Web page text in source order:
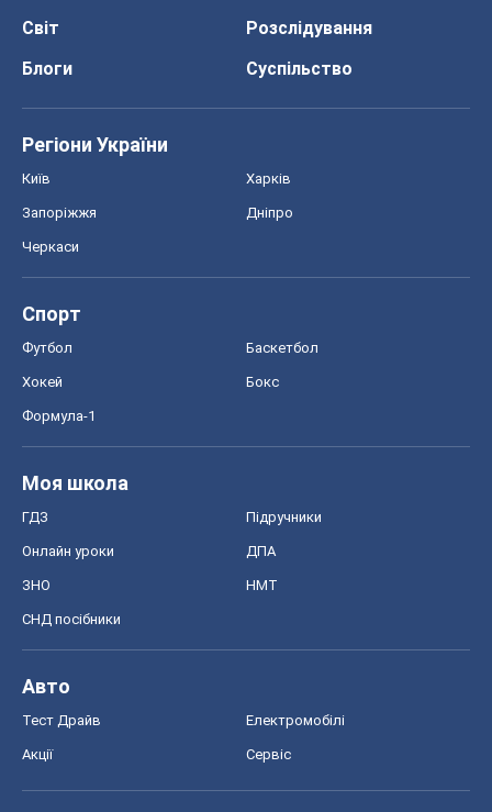
Світ
Розслідування
Блоги
Суспільство
Регіони України
Київ Харків
Запоріжжя Дніпро
Черкаси
Спорт
Футбол Баскетбол
Хокей Бокс
Формула-1
Моя школа
ГДЗ Підручники
Онлайн уроки ДПА
ЗНО НМТ
СНД посібники
Авто
Тест Драйв Електромобілі
Акції Сервіс